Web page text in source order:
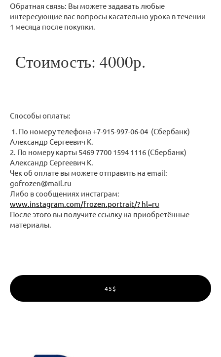
Обратная связь: Вы можете задавать любые
интересующие вас вопросы касательно урока в течении
1 месяца после покупки.
Стоимость: 4000р.
Способы оплаты:
1. По номеру телефона +7-915-997-06-04 (Сбербанк)
Александр Сергеевич К.
2. По номеру карты 5469 7700 1594 1116 (Сбербанк)
Александр Сергеевич К.
Чек об оплате вы можете отправить на email:
gofrozen@mail.ru
Либо в сообщениях инстаграм:
www.instagram.com/frozen.portrait/? hl=ru
После этого вы получите ссылку на приобретённые
материалы.
45$